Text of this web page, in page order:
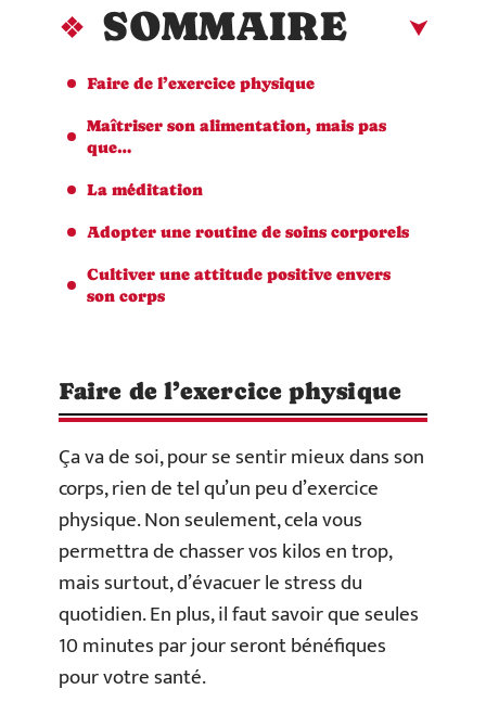
SOMMAIRE
Faire de l’exercice physique
Maîtriser son alimentation, mais pas
que…
La méditation
Adopter une routine de soins corporels
Cultiver une attitude positive envers
son corps
Faire de l’exercice physique
Ça va de soi, pour se sentir mieux dans son
corps, rien de tel qu’un peu d’exercice
physique. Non seulement, cela vous
permettra de chasser vos kilos en trop,
mais surtout, d’évacuer le stress du
quotidien. En plus, il faut savoir que seules
10 minutes par jour seront bénéfiques
pour votre santé.